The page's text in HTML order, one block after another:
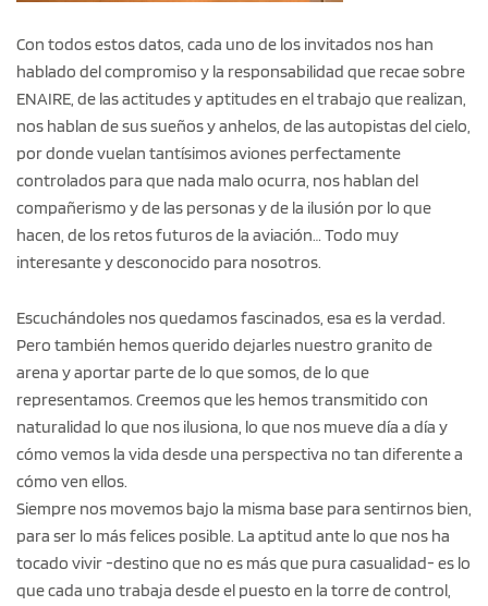
Con todos estos datos, cada uno de los invitados nos han
hablado del compromiso y la responsabilidad que recae sobre
ENAIRE, de las actitudes y aptitudes en el trabajo que realizan,
nos hablan de sus sueños y anhelos, de las autopistas del cielo,
por donde vuelan tantísimos aviones perfectamente
controlados para que nada malo ocurra, nos hablan del
compañerismo y de las personas y de la ilusión por lo que
hacen, de los retos futuros de la aviación… Todo muy
interesante y desconocido para nosotros.
Escuchándoles nos quedamos fascinados, esa es la verdad.
Pero también hemos querido dejarles nuestro granito de
arena y aportar parte de lo que somos, de lo que
representamos. Creemos que les hemos transmitido con
naturalidad lo que nos ilusiona, lo que nos mueve día a día y
cómo vemos la vida desde una perspectiva no tan diferente a
cómo ven ellos.
Siempre nos movemos bajo la misma base para sentirnos bien,
para ser lo más felices posible. La aptitud ante lo que nos ha
tocado vivir -destino que no es más que pura casualidad- es lo
que cada uno trabaja desde el puesto en la torre de control,